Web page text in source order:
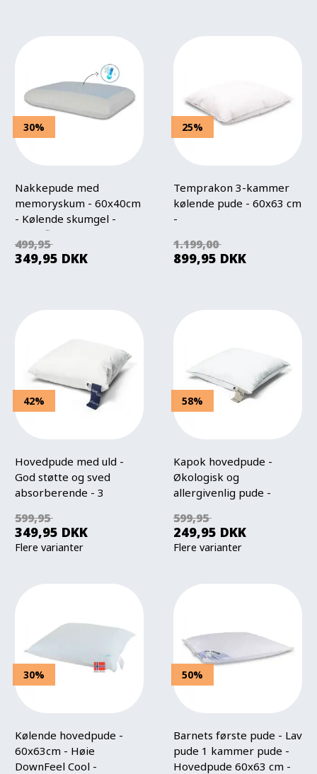
30%
Nakkepude med
memoryskum - 60x40cm
- Kølende skumgel -
Trykaflastende
hovedpude
499,95
349,95 DKK
25%
Temprakon 3-kammer
kølende pude - 60x63 cm
-
hovedpude
1.199,00
899,95 DKK
42%
Hovedpude med uld -
God støtte og sved
absorberende - 3
By Borg
599,95
349,95 DKK
Flere varianter
58%
Kapok hovedpude -
Økologisk og
allergivenlig pude -
højde pude
599,95
249,95 DKK
Flere varianter
30%
Kølende hovedpude -
60x63cm - Høie
DownFeel Cool -
50%
Barnets første pude - Lav
pude 1 kammer pude -
Hovedpude 60x63 cm -